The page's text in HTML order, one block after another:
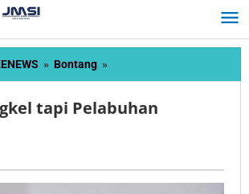
» Bontang »
Bengkel
Pelabuhan
tapi Pelabuhan